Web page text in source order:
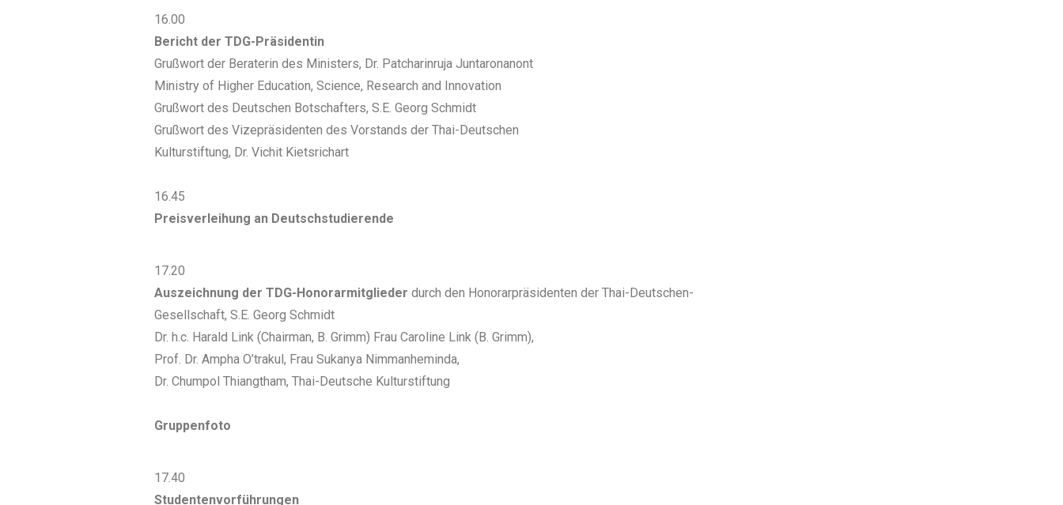
16.00
Bericht der TDG-Präsidentin
Grußwort der Beraterin des Ministers, Dr. Patcharinruja Juntaronanont
Ministry of Higher Education, Science, Research and Innovation
Grußwort des Deutschen Botschafters, S.E. Georg Schmidt
Grußwort des Vizepräsidenten des Vorstands der Thai-Deutschen
Kulturstiftung, Dr. Vichit Kietsrichart
16.45
Preisverleihung an Deutschstudierende
17.20
Auszeichnung der TDG-Honorarmitglieder durch den Honorarpräsidenten der Thai-Deutschen-
Gesellschaft, S.E. Georg Schmidt
Dr. h.c. Harald Link (Chairman, B. Grimm) Frau Caroline Link (B. Grimm),
Prof. Dr. Ampha O’trakul, Frau Sukanya Nimmanheminda,
Dr. Chumpol Thiangtham, Thai-Deutsche Kulturstiftung
Gruppenfoto
17.40
Studentenvorführungen